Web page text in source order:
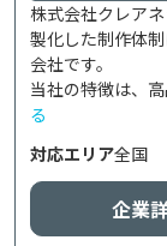
株式会社クレア
製化した制作体
会社です。
当社の特徴は、
る
対応エリア全国
企業